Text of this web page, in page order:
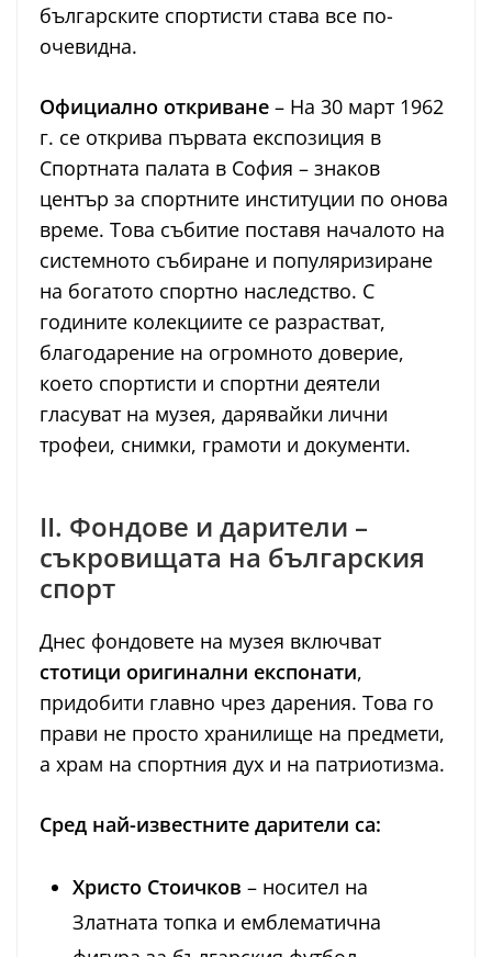
българските спортисти става все по-
очевидна.
Официално откриване – На 30 март 1962
г. се открива първата експозиция в
Спортната палата в София – знаков
център за спортните институции по онова
време. Това събитие поставя началото на
системното събиране и популяризиране
на богатото спортно наследство. С
годините колекциите се разрастват,
благодарение на огромното доверие,
което спортисти и спортни деятели
гласуват на музея, дарявайки лични
трофеи, снимки, грамоти и документи.
II. Фондове и дарители –
съкровищата на българския
спорт
Днес фондовете на музея включват
стотици оригинални експонати,
придобити главно чрез дарения. Това го
прави не просто хранилище на предмети,
а храм на спортния дух и на патриотизма.
Сред най-известните дарители са:
Христо Стоичков – носител на
Златната топка и емблематична